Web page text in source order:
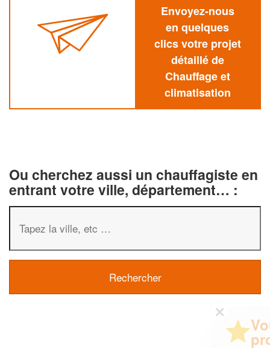
Envoyez-nous
en quelques
clics votre projet
détaillé de
Chauffage et
climatisation
Ou cherchez aussi un chauffagiste en
entrant votre ville, département… :